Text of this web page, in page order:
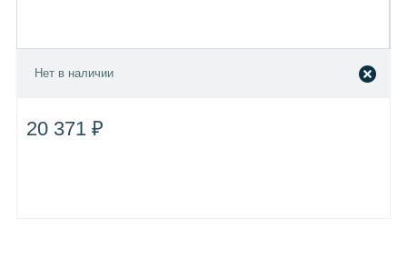
Нет в наличии
20 371 ₽